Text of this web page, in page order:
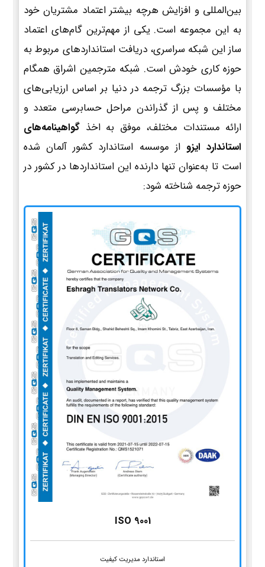
بین‌المللی و افزایش هرچه بیشتر اعتماد مشتریان خود
به این مجموعه است. یکی از مهم‌ترین گام‌های اعتماد
ساز این شبکه سراسری، دریافت استانداردهای مربوط به
حوزه کاری خودش است. شبکه مترجمین اشراق همگام
با مؤسسات بزرگ ترجمه در دنیا بر اساس ارزیابی‌های
مختلف و پس از گذراندن مراحل حسابرسی متعدد و
ارائه مستندات مختلف، موفق به اخذ گواهینامه‌های
استاندارد ایزو از موسسه استاندارد کشور آلمان شده
است تا به‌عنوان تنها دارنده این استانداردها در کشور در
حوزه ترجمه شناخته شود:
ISO 9001
استاندارد مدیریت کیفیت